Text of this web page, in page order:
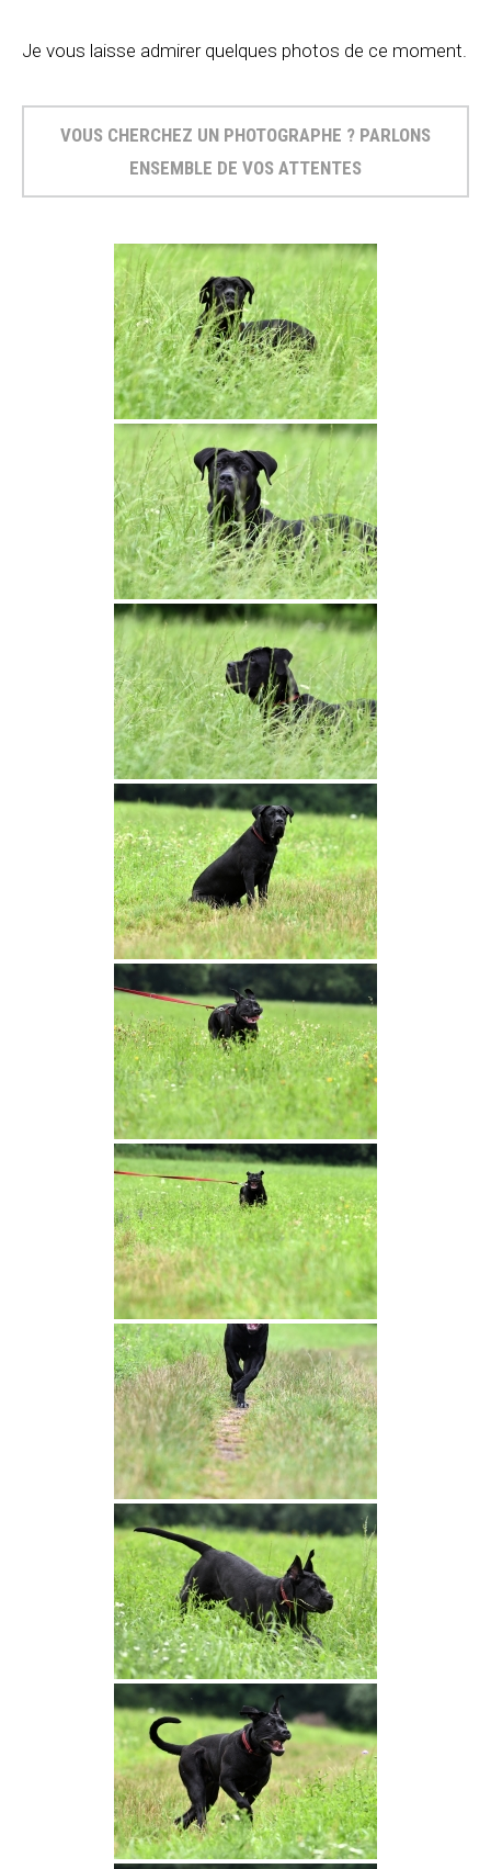
Je vous laisse admirer quelques photos de ce moment.
VOUS CHERCHEZ UN PHOTOGRAPHE ? PARLONS
ENSEMBLE DE VOS ATTENTES